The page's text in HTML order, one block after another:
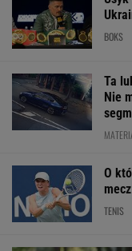
BOKS
Ta
Nie
O
TENIS